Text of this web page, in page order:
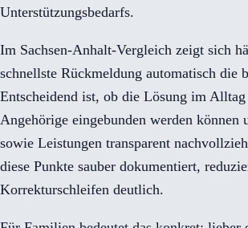
Unterstützungsbedarfs.
Im Sachsen-Anhalt-Vergleich zeigt sich
schnellste Rückmeldung automatisch die
Entscheidend ist, ob die Lösung im
Angehörige eingebunden werden können
sowie Leistungen transparent
diese Punkte sauber dokumentiert,
Korrekturschleifen deutlich.